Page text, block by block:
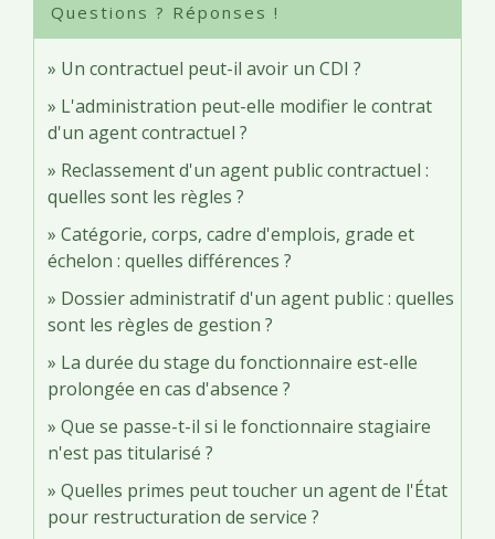
Questions ? Réponses !
Un contractuel peut-il avoir un CDI ?
L'administration peut-elle modifier le contrat
d'un agent contractuel ?
Reclassement d'un agent public contractuel :
quelles sont les règles ?
Catégorie, corps, cadre d'emplois, grade et
échelon : quelles différences ?
Dossier administratif d'un agent public : quelles
sont les règles de gestion ?
La durée du stage du fonctionnaire est-elle
prolongée en cas d'absence ?
Que se passe-t-il si le fonctionnaire stagiaire
n'est pas titularisé ?
Quelles primes peut toucher un agent de l'État
pour restructuration de service ?